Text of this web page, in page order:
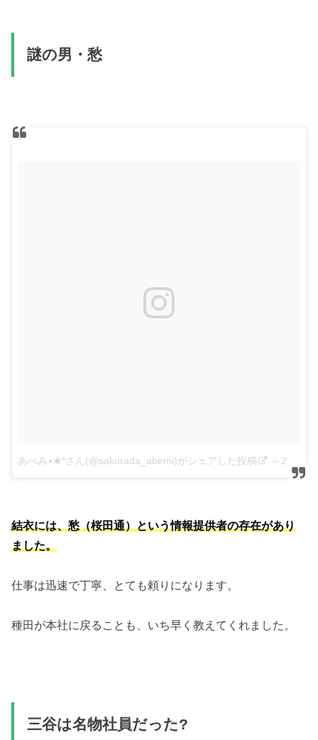
謎の男・愁
あべみ٭❀*さん(@sakurada_abemi)がシェアした投稿 – 2019年 4月月16日午後3時49分PDT
結衣には、愁（桜田通）という情報提供者の存在があり
ました。
仕事は迅速で丁寧、とても頼りになります。
種田が本社に戻ることも、いち早く教えてくれました。
三谷は名物社員だった?